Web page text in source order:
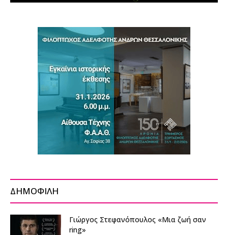
ΔΗΜΟΦΙΛΗ
Γιώργος Στεφανόπουλος «Μια ζωή σαν
ring»